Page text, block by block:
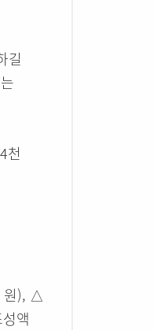
길
천
원), △
액